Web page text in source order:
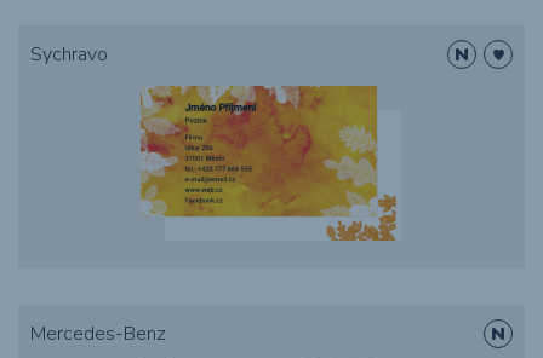
Referencie
Sychravo
Mercedes-Benz